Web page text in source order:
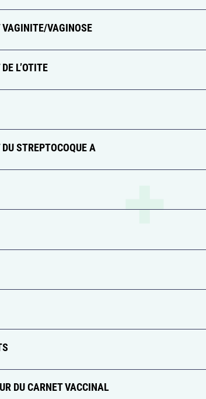
VAGINOSE
L’OTITE
STREPTOCOQUE A
DU CARNET VACCINAL